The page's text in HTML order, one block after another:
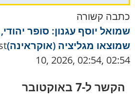
כתבה קשורה
שמואל יוסף עגנון: סופר
שמוצאו מגליציה (אוקראינה)
10, 2026, 02:54, 02:54
הקשר ל-7 באוקטובר